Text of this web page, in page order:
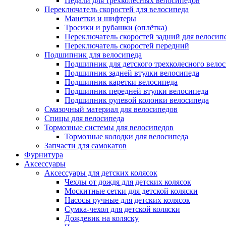
Переключатель скоростей для велосипеда
Манетки и шифтеры
Тросики и рубашки (оплётка)
Переключатель скоростей задний для
Переключатель скоростей передний
Подшипник для велосипеда
Подшипник для детского трехколесного
Подшипник задней втулки велосипеда
Подшипник каретки велосипеда
Подшипник передней втулки велосипеда
Подшипник рулевой колонки велосипеда
Смазочный материал для велосипедов
Спицы для велосипеда
Тормозные системы для велосипедов
Тормозные колодки для велосипеда
Запчасти для самокатов
Фурнитура
Аксессуары
Аксессуары для детских колясок
Чехлы от дождя для детских колясок
Москитные сетки для детской коляски
Насосы ручные для детских колясок
Сумка-чехол для детской коляски
Дождевик на коляску